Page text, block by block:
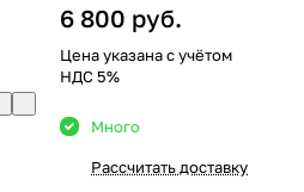
6 800 руб.
Цена указана с учётом
НДС 5%
Много
Рассчитать доставку